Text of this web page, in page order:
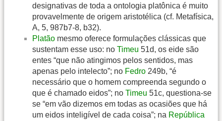
designativas de toda a ontologia platônica é muito
provavelmente de origem aristotélica (cf. Metafísica,
A, 5, 987b7-8, b32).
Platão mesmo oferece formulações clássicas que
sustentam esse uso: no Timeu 51d, os eide são
entes “que não atingimos pelos sentidos, mas
apenas pelo intelecto”; no Fedro 249b, “é
necessário que o homem compreenda segundo o
que é chamado eidos”; no Timeu 51c, questiona-se
se “em vão dizemos em todas as ocasiões que há
um eidos inteligível de cada coisa”; na República